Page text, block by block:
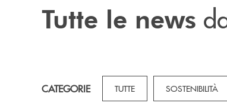
Tutte le news
CATEGORIE TUTTE SOSTENIBILITÀ